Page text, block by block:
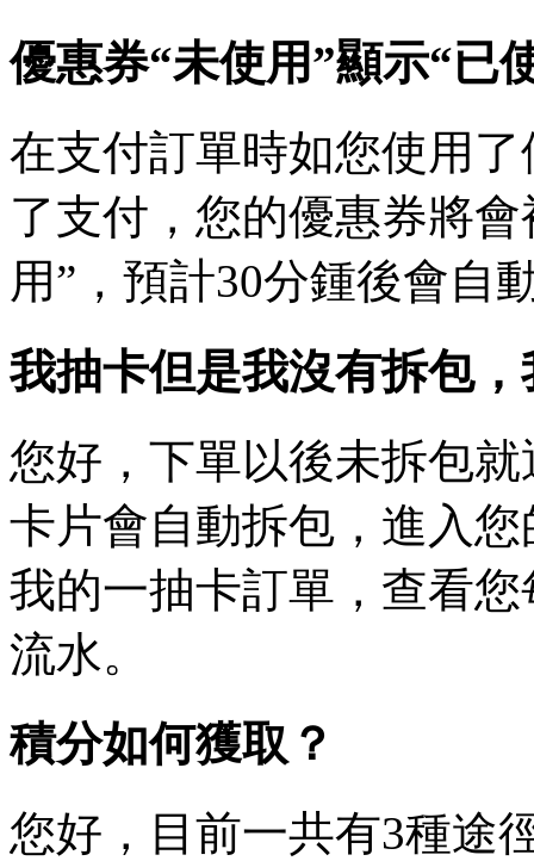
優惠券“未使用”顯示“已
在支付訂單時如您使用
了支付，您的優惠券將
用”，預計30分鍾後會自
我抽卡但是我沒有拆包
您好，下單以後未拆包
卡片會自動拆包，進入
我的一抽卡訂單，查看
流水。
積分如何獲取？
您好，目前一共有3種途